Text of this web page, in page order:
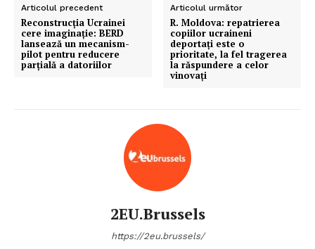
Articolul precedent
Reconstrucția Ucrainei
cere imaginație: BERD
lansează un mecanism-
pilot pentru reducere
parțială a datoriilor
Articolul următor
R. Moldova: repatrierea
copiilor ucraineni
deportați este o
prioritate, la fel tragerea
la răspundere a celor
vinovați
2EU.Brussels
https://2eu.brussels/